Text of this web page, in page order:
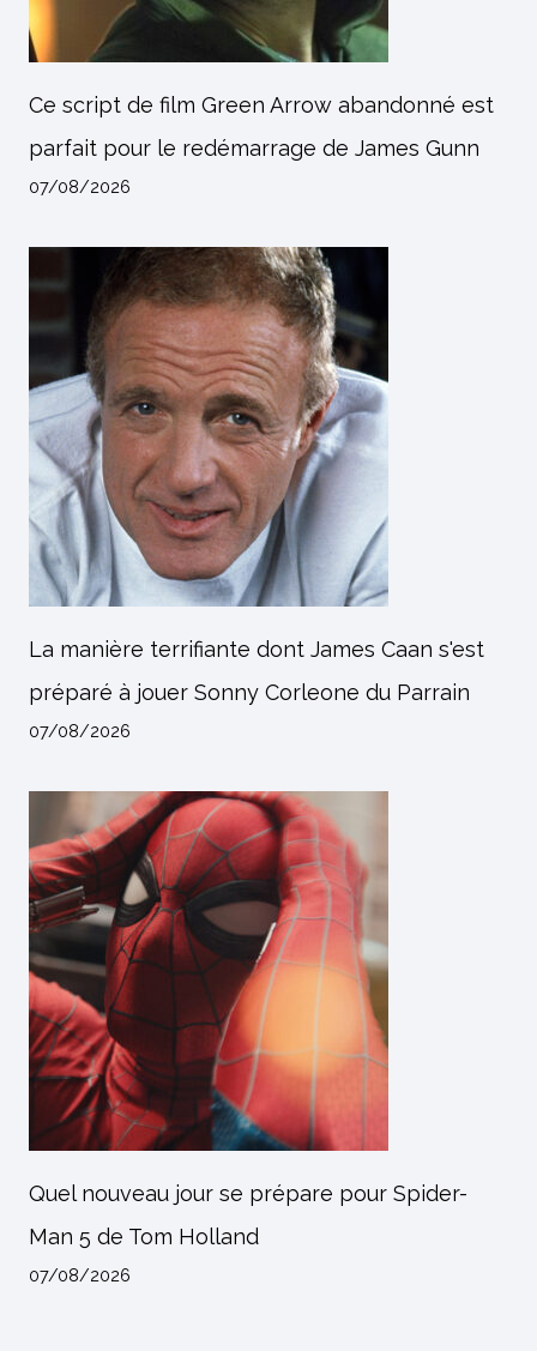
Ce script de film Green Arrow abandonné est
parfait pour le redémarrage de James Gunn
07/08/2026
La manière terrifiante dont James Caan s'est
préparé à jouer Sonny Corleone du Parrain
07/08/2026
Quel nouveau jour se prépare pour Spider-
Man 5 de Tom Holland
07/08/2026